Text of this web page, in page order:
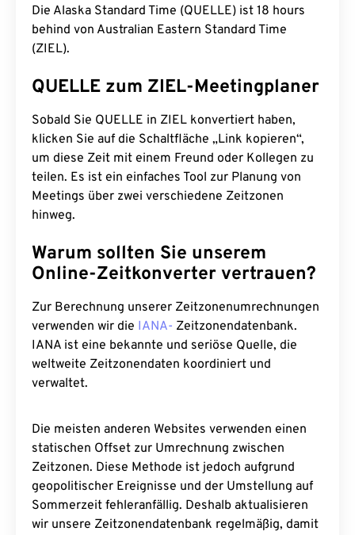
Die Alaska Standard Time (QUELLE) ist 18 hours
behind von Australian Eastern Standard Time
(ZIEL).
QUELLE zum ZIEL-Meetingplaner
Sobald Sie QUELLE in ZIEL konvertiert haben,
klicken Sie auf die Schaltfläche „Link kopieren“,
um diese Zeit mit einem Freund oder Kollegen zu
teilen. Es ist ein einfaches Tool zur Planung von
Meetings über zwei verschiedene Zeitzonen
hinweg.
Warum sollten Sie unserem
Online-Zeitkonverter vertrauen?
Zur Berechnung unserer Zeitzonenumrechnungen
verwenden wir die IANA- Zeitzonendatenbank.
IANA ist eine bekannte und seriöse Quelle, die
weltweite Zeitzonendaten koordiniert und
verwaltet.
Die meisten anderen Websites verwenden einen
statischen Offset zur Umrechnung zwischen
Zeitzonen. Diese Methode ist jedoch aufgrund
geopolitischer Ereignisse und der Umstellung auf
Sommerzeit fehleranfällig. Deshalb aktualisieren
wir unsere Zeitzonendatenbank regelmäßig, damit